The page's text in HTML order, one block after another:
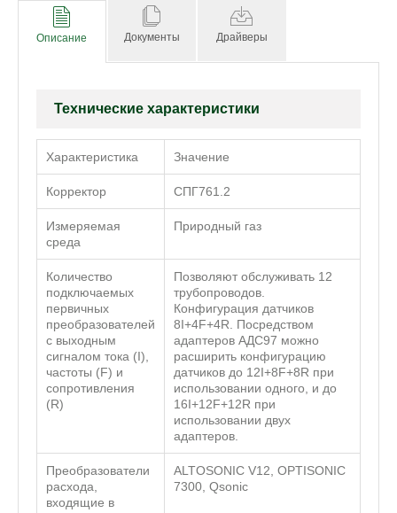
Описание Документы Драйверы
Технические характеристики
Характеристика Значение
Корректор СПГ761.2
Измеряемая
среда
Природный газ
Количество
подключаемых
первичных
преобразователей
с выходным
сигналом тока (I),
частоты (F) и
сопротивления
(R)
Позволяют обслуживать 12
трубопроводов.
Конфигурация датчиков
8I+4F+4R. Посредством
адаптеров АДС97 можно
расширить конфигурацию
датчиков до 12I+8F+8R при
использовании одного, и до
16I+12F+12R при
использовании двух
адаптеров.
Преобразователи
расхода,
входящие в
ALTOSONIC V12, OPTISONIC
7300, Qsonic